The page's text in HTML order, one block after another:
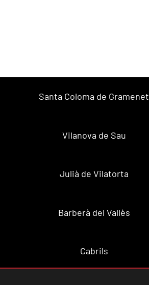
Santa Coloma de Gramenet
Vilanova de Sau
Julià de Vilatorta
Barberà del Vallès
Cabrils